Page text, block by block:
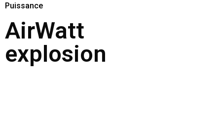
Puissance
AirWatt
explosion